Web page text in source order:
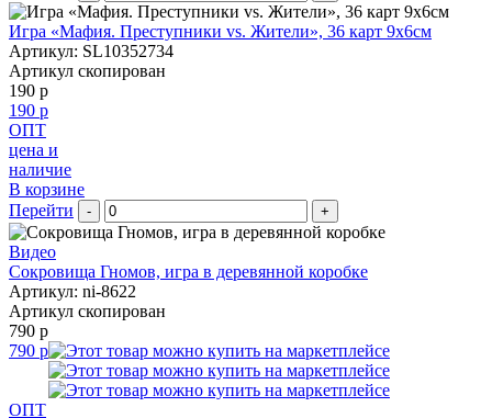
Игра «Мафия. Преступники vs. Жители», 36 карт 9х6см
Артикул: SL10352734
Артикул скопирован
190 р
190 р
ОПТ
цена и
наличие
В корзине
Перейти
- +
Видео
Сокровища Гномов, игра в деревянной коробке
Артикул: ni-8622
Артикул скопирован
790 р
790 р
ОПТ